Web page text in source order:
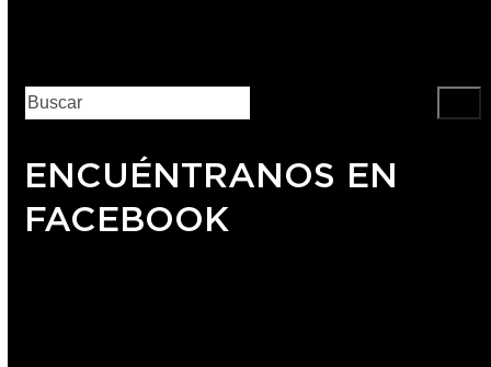
ENCUÉNTRANOS EN
FACEBOOK